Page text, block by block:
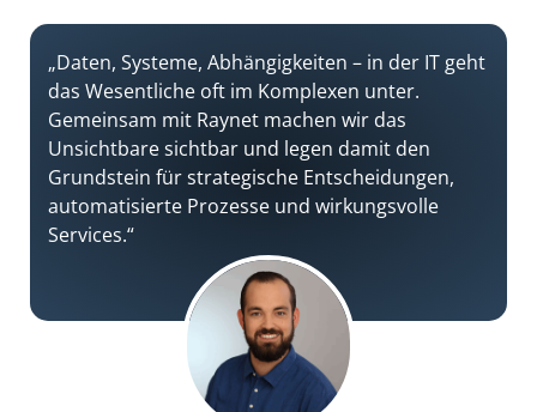
„Daten, Systeme, Abhängigkeiten – in der IT geht
das Wesentliche oft im Komplexen unter.
Gemeinsam mit Raynet machen wir das
Unsichtbare sichtbar und legen damit den
Grundstein für strategische Entscheidungen,
automatisierte Prozesse und wirkungsvolle
Services.“